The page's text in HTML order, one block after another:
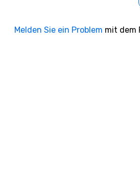
Melden Sie ein Problem mit dem